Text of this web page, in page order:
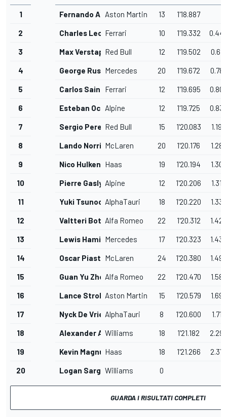
1 Fernando AlonsoAston Martin 13 1'18.887
2 Charles LeclercFerrari 10 1'19.332
3 Max VerstappenRed Bull 12 1'19.502 0.615
4 George RussellMercedes 20 1'19.672 0.785
5 Carlos Sainz Jr.Ferrari 12 1'19.695 0.808
6 Esteban OconAlpine 12 1'19.725 0.838
7 Sergio PerezRed Bull 15 1'20.083 1.196
8 Lando Norris McLaren 20 1'20.176 1.289
9 Nico Hulkenberg
Haas 19 1'20.194 1.307
10 Pierre Gasly Alpine 12 1'20.206 1.319
11 Yuki TsunodaAlphaTauri 18 1'20.220 1.333
12 Valtteri BottasAlfa Romeo 22 1'20.312 1.425
13 Lewis HamiltonMercedes 17 1'20.323 1.436
14 Oscar PiastriMcLaren 24 1'20.380 1.493
15 Guan Yu ZhouAlfa Romeo 22 1'20.470 1.583
16 Lance Stroll Aston Martin 15 1'20.579 1.692
17 Nyck De VriesAlphaTauri 8 1'20.600 1.713
18 Alexander AlbonWilliams 18 1'21.182 2.295
19 Kevin Magnussen
Haas 18 1'21.266 2.379
20 Logan SargeantWilliams 0
GUARDA I RISULTATI COMPLETI